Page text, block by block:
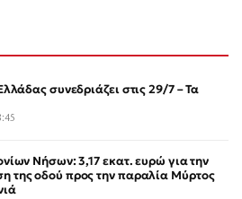
συνεδριάζει στις 29/7 – Τα
Νήσων: 3,17 εκατ. ευρώ για την
της οδού προς την παραλία Μύρτος